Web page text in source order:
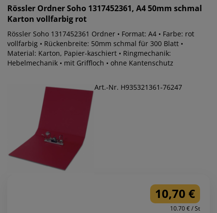
Rössler Ordner Soho 1317452361, A4 50mm schmal
Karton vollfarbig rot
Rössler Soho 1317452361 Ordner • Format: A4 • Farbe: rot
vollfarbig • Rückenbreite: 50mm schmal für 300 Blatt •
Material: Karton, Papier-kaschiert • Ringmechanik:
Hebelmechanik • mit Griffloch • ohne Kantenschutz
Art.-Nr. H935321361-76247
10,70 €
10.70 € / St